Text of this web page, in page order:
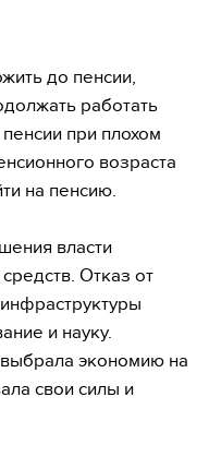
до пенсии,
работать
при плохом
возраста
на пенсию.
власти
Отказ от
и науку.
экономию на
свои силы и